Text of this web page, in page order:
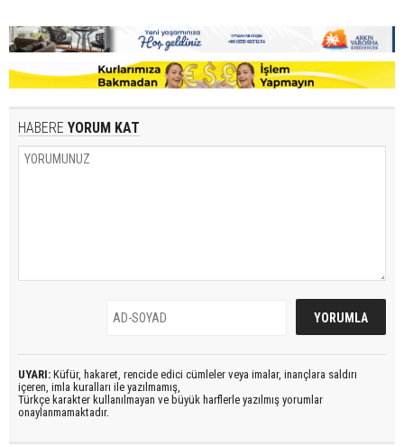
HABERE YORUM KAT
UYARI: Küfür, hakaret, rencide edici cümleler veya imalar, inançlara saldırı
içeren, imla kuralları ile yazılmamış,
Türkçe karakter kullanılmayan ve büyük harflerle yazılmış yorumlar
onaylanmamaktadır.